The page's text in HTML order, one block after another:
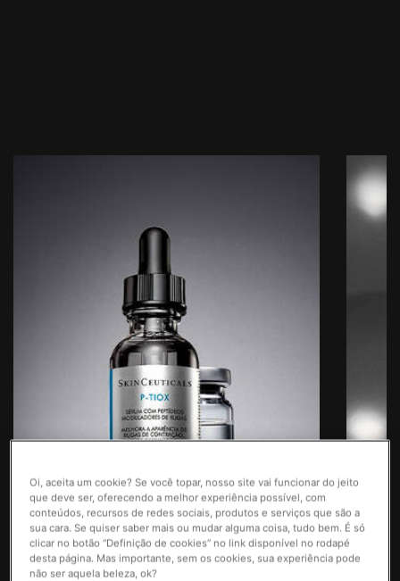
COMPRE AGORA
Oi, aceita um cookie? Se você topar, nosso site vai funcionar do jeito
que deve ser, oferecendo a melhor experiência possível, com
conteúdos, recursos de redes sociais, produtos e serviços que são a
sua cara. Se quiser saber mais ou mudar alguma coisa, tudo bem. É só
clicar no botão “Definição de cookies” no link disponível no rodapé
desta página. Mas importante, sem os cookies, sua experiência pode
não ser aquela beleza, ok?